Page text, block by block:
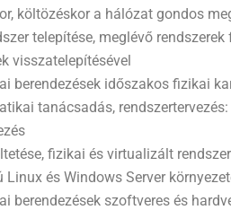
költözéskor a hálózat gondos
telepítése, meglévő
visszatelepítésével
berendezések időszakos fizikai
tanácsadás,
fizikai és virtualizált
Linux és Windows Server
berendezések szoftveres és